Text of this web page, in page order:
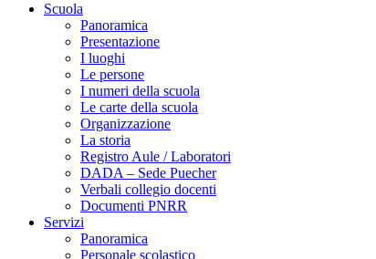
Scuola
Panoramica
Presentazione
I luoghi
Le persone
I numeri della scuola
Le carte della scuola
Organizzazione
La storia
Registro Aule / Laboratori
DADA – Sede Puecher
Verbali collegio docenti
Documenti PNRR
Servizi
Panoramica
Personale scolastico